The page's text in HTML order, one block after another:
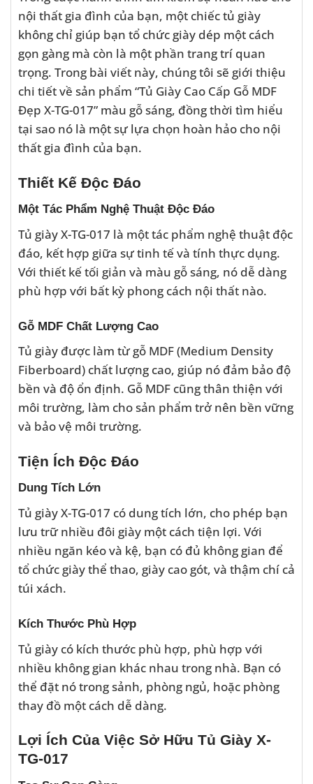
nội thất gia đình của bạn, một chiếc tủ giày
không chỉ giúp bạn tổ chức giày dép một cách
gọn gàng mà còn là một phần trang trí quan
trọng. Trong bài viết này, chúng tôi sẽ giới thiệu
chi tiết về sản phẩm “Tủ Giày Cao Cấp Gỗ MDF
Đẹp X-TG-017” màu gỗ sáng, đồng thời tìm hiểu
tại sao nó là một sự lựa chọn hoàn hảo cho nội
thất gia đình của bạn.
Thiết Kế Độc Đáo
Một Tác Phẩm Nghệ Thuật Độc Đáo
Tủ giày X-TG-017 là một tác phẩm nghệ thuật độc
đáo, kết hợp giữa sự tinh tế và tính thực dụng.
Với thiết kế tối giản và màu gỗ sáng, nó dễ dàng
phù hợp với bất kỳ phong cách nội thất nào.
Gỗ MDF Chất Lượng Cao
Tủ giày được làm từ gỗ MDF (Medium Density
Fiberboard) chất lượng cao, giúp nó đảm bảo độ
bền và độ ổn định. Gỗ MDF cũng thân thiện với
môi trường, làm cho sản phẩm trở nên bền vững
và bảo vệ môi trường.
Tiện Ích Độc Đáo
Dung Tích Lớn
Tủ giày X-TG-017 có dung tích lớn, cho phép bạn
lưu trữ nhiều đôi giày một cách tiện lợi. Với
nhiều ngăn kéo và kệ, bạn có đủ không gian để
tổ chức giày thể thao, giày cao gót, và thậm chí cả
túi xách.
Kích Thước Phù Hợp
Tủ giày có kích thước phù hợp, phù hợp với
nhiều không gian khác nhau trong nhà. Bạn có
thể đặt nó trong sảnh, phòng ngủ, hoặc phòng
thay đồ một cách dễ dàng.
Lợi Ích Của Việc Sở Hữu Tủ Giày X-
TG-017